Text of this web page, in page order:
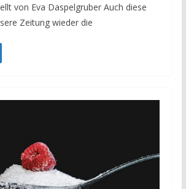
von Eva Daspelgruber Auch diese
Zeitung wieder die